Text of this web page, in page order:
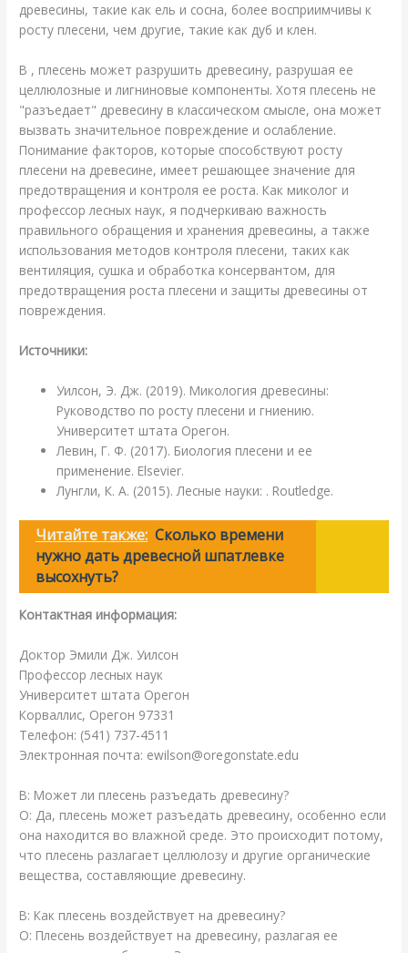
древесины, такие как ель и сосна, более восприимчивы к
росту плесени, чем другие, такие как дуб и клен.
В , плесень может разрушить древесину, разрушая ее
целлюлозные и лигниновые компоненты. Хотя плесень не
"разъедает" древесину в классическом смысле, она может
вызвать значительное повреждение и ослабление.
Понимание факторов, которые способствуют росту
плесени на древесине, имеет решающее значение для
предотвращения и контроля ее роста. Как миколог и
профессор лесных наук, я подчеркиваю важность
правильного обращения и хранения древесины, а также
использования методов контроля плесени, таких как
вентиляция, сушка и обработка консервантом, для
предотвращения роста плесени и защиты древесины от
повреждения.
Источники:
Уилсон, Э. Дж. (2019). Микология древесины:
Руководство по росту плесени и гниению.
Университет штата Орегон.
Левин, Г. Ф. (2017). Биология плесени и ее
применение. Elsevier.
Лунгли, К. А. (2015). Лесные науки: . Routledge.
Читайте также: Сколько времени
нужно дать древесной шпатлевке
высохнуть?
Контактная информация:
Доктор Эмили Дж. Уилсон
Профессор лесных наук
Университет штата Орегон
Корваллис, Орегон 97331
Телефон: (541) 737-4511
Электронная почта: ewilson@oregonstate.edu
В: Может ли плесень разъедать древесину?
О: Да, плесень может разъедать древесину, особенно если
она находится во влажной среде. Это происходит потому,
что плесень разлагает целлюлозу и другие органические
вещества, составляющие древесину.
В: Как плесень воздействует на древесину?
О: Плесень воздействует на древесину, разлагая ее